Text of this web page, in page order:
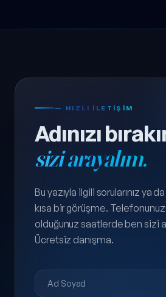
— HIZLI ILETIŞIM
Adınızı
sizi arayalım.
Bu yazıyla ilgili sorularınız ya
kısa bir görüşme.
olduğunuz saatlerde ben sizi
Ücretsiz danışma.
Ad Soyad